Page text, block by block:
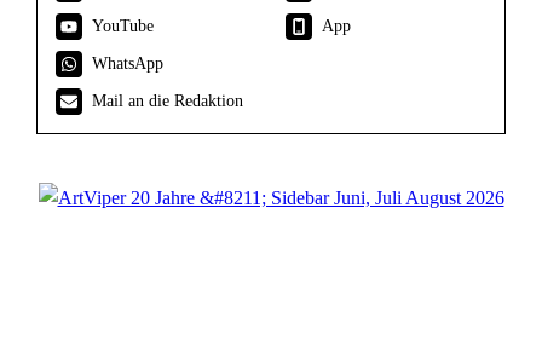
YouTube
App
WhatsApp
Mail an die Redaktion